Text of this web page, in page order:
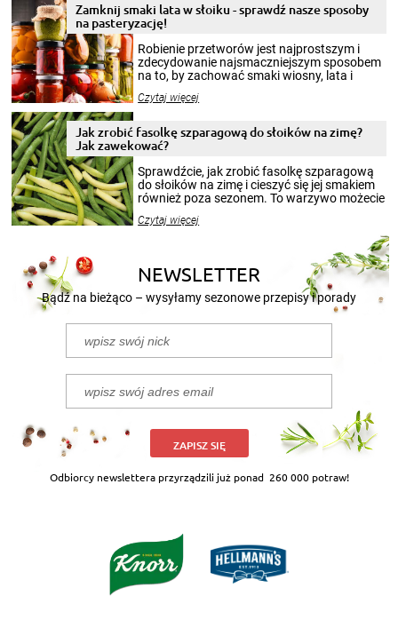
Zamknij smaki lata w słoiku - sprawdź nasze sposoby
na pasteryzację!
Robienie przetworów jest najprostszym i
zdecydowanie najsmaczniejszym sposobem
na to, by zachować smaki wiosny, lata i
krajobrazów, by cieszyć nimi oko w sezonie
pełni poczuć atmosferę cieplejszych
miesięcy. Przygotowanie słoików ze
patenty, które pozwolą zachować świeżość
przetworów.
Czytaj więcej
Jak zrobić fasolkę szparagową do słoików na zimę?
Jak zawekować?
Sprawdźcie, jak zrobić fasolkę szparagową
do słoików na zimę i cieszyć się jej smakiem
również poza sezonem. To warzywo możecie
nasze propozycje!
Czytaj więcej
NEWSLETTER
Bądź na bieżąco – wysyłamy sezonowe przepisy i porady
ZAPISZ SIĘ
Odbiorcy newslettera przyrządzili już ponad 260 000 potraw!